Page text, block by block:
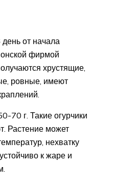
от начала
фирмой
хрустящие,
ровные, имеют
70 г. Такие огурчики
Растение может
нехватку
к жаре и